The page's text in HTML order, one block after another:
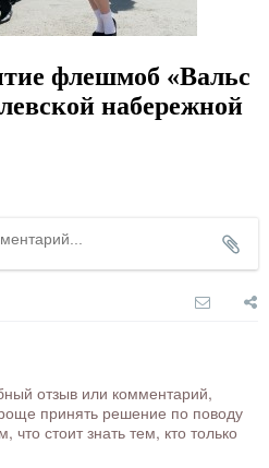
флешмоб «Вальс
набережной
отзыв или комментарий,
принять решение по поводу
стоит знать тем, кто только